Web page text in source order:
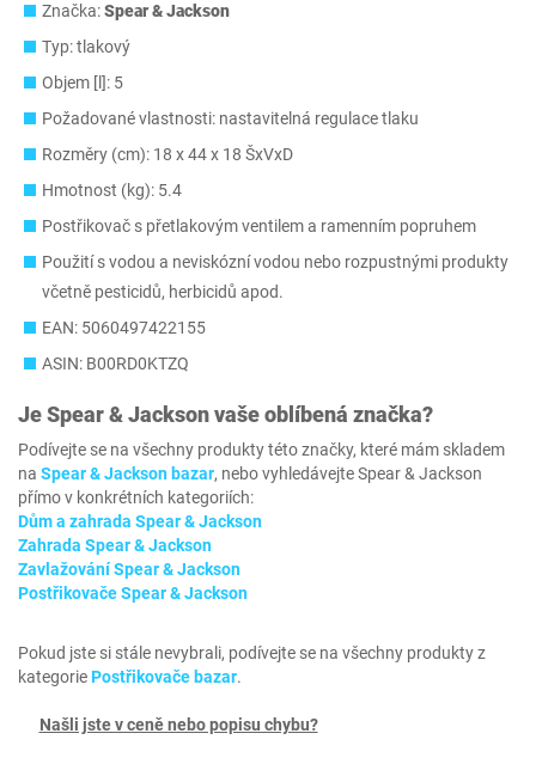
Značka:Spear & Jackson
Typ: tlakový
Objem [l]: 5
Požadované vlastnosti: nastavitelná regulace tlaku
Rozměry (cm): 18 x 44 x 18 ŠxVxD
Hmotnost (kg): 5.4
Postřikovač s přetlakovým ventilem a ramenním popruhem
Použití s vodou a neviskózní vodou nebo rozpustnými produkty
včetně pesticidů, herbicidů apod.
EAN: 5060497422155
ASIN: B00RD0KTZQ
JeSpear & Jacksonvaše oblíbená značka?
Podívejte se na všechny produkty této značky, které mám skladem
na Spear & Jackson bazar, nebo vyhledávejte Spear & Jackson
přímo v konkrétních kategoriích:
Dům a zahrada Spear & Jackson
Zahrada Spear & Jackson
Zavlažování Spear & Jackson
Postřikovače Spear & Jackson
Pokud jste si stále nevybrali, podívejte se na všechny produkty z
kategoriePostřikovače bazar.
Našli jste v ceně nebo popisu chybu?